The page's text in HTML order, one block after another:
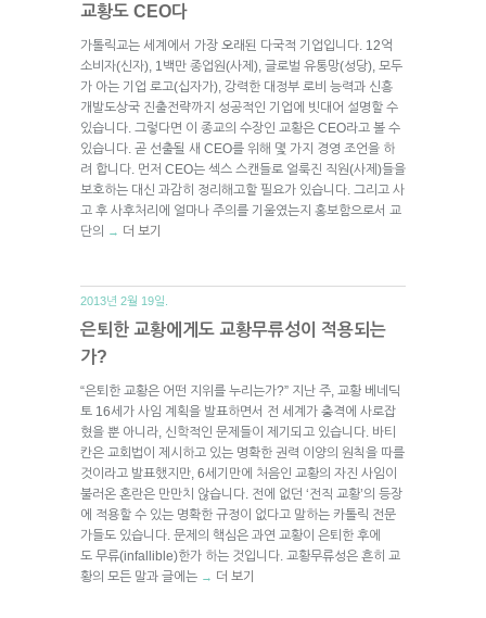
교황도 CEO다
가톨릭교는 세계에서 가장 오래된 다국적 기업입니다. 12억
소비자(신자), 1백만 종업원(사제), 글로벌 유통망(성당), 모두
가 아는 기업 로고(십자가), 강력한 대정부 로비 능력과 신흥
개발도상국 진출전략까지 성공적인 기업에 빗대어 설명할 수
있습니다. 그렇다면 이 종교의 수장인 교황은 CEO라고 볼 수
있습니다. 곧 선출될 새 CEO를 위해 몇 가지 경영 조언을 하
려 합니다. 먼저 CEO는 섹스 스캔들로 얼룩진 직원(사제)들을
보호하는 대신 과감히 정리해고할 필요가 있습니다. 그리고 사
고 후 사후처리에 얼마나 주의를 기울였는지 홍보함으로서 교
단의
→ 더 보기
2013년 2월 19일.
은퇴한 교황에게도 교황무류성이 적용되는
가?
“은퇴한 교황은 어떤 지위를 누리는가?” 지난 주, 교황 베네딕
토 16세가 사임 계획을 발표하면서 전 세계가 충격에 사로잡
혔을 뿐 아니라, 신학적인 문제들이 제기되고 있습니다. 바티
칸은 교회법이 제시하고 있는 명확한 권력 이양의 원칙을 따를
것이라고 발표했지만, 6세기만에 처음인 교황의 자진 사임이
불러온 혼란은 만만치 않습니다. 전에 없던 ‘전직 교황’의 등장
에 적용할 수 있는 명확한 규정이 없다고 말하는 카톨릭 전문
가들도 있습니다. 문제의 핵심은 과연 교황이 은퇴한 후에
도 무류(infallible)한가 하는 것입니다. 교황무류성은 흔히 교
황의 모든 말과 글에는 → 더 보기